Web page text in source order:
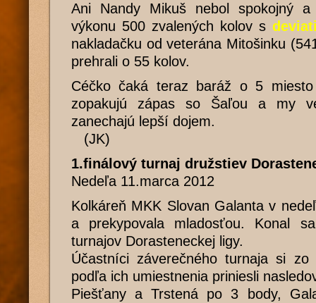
Ani Nandy Mikuš nebol spokojný a
výkonu 500 zvalených kolov s
nakladačku od veterána Mitošinku
prehrali o 55 kolov.
Céčko čaká teraz baráž o 5
zopakujú zápas so Šaľou a my
zanechajú lepší dojem.
(JK)
1.finálový turnaj družstiev
Nedeľa 11.marca 2012
Kolkáreň MKK Slovan Galanta v
a prekypovala mladosťou. Konal
turnajov Dorasteneckej ligy.
Účastníci záverečného turnaja si
podľa ich umiestnenia priniesli
Piešťany a Trstená po 3 body,